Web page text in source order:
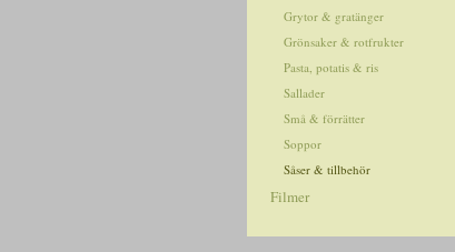
Grytor & gratänger
Grönsaker & rotfrukter
Pasta, potatis & ris
Sallader
Små & förrätter
Soppor
Såser & tillbehör
Filmer